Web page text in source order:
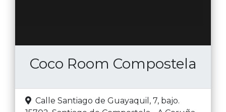
Coco Room Compostela
Calle Santiago de Guayaquil, 7, bajo.